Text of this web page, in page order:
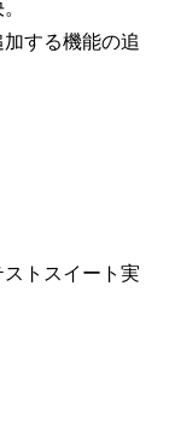
する機能の追
トスイート実